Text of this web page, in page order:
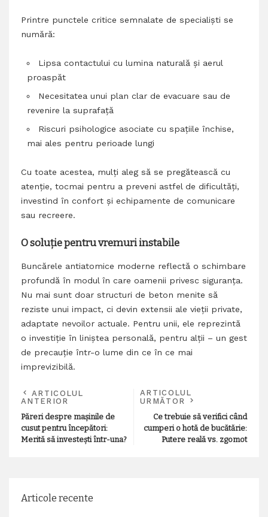
Printre punctele critice semnalate de specialiști se
numără:
Lipsa contactului cu lumina naturală și aerul
proaspăt
Necesitatea unui plan clar de evacuare sau de
revenire la suprafață
Riscuri psihologice asociate cu spațiile închise,
mai ales pentru perioade lungi
Cu toate acestea, mulți aleg să se pregătească cu
atenție, tocmai pentru a preveni astfel de dificultăți,
investind în confort și echipamente de comunicare
sau recreere.
O soluție pentru vremuri instabile
Buncărele antiatomice moderne reflectă o schimbare
profundă în modul în care oamenii privesc siguranța.
Nu mai sunt doar structuri de beton menite să
reziste unui impact, ci devin extensii ale vieții private,
adaptate nevoilor actuale. Pentru unii, ele reprezintă
o investiție în liniștea personală, pentru alții – un gest
de precauție într-o lume din ce în ce mai
imprevizibilă.
ARTICOLUL
ANTERIOR
Păreri despre mașinile de
cusut pentru începători:
Merită să investești într-una?
ARTICOLUL
URMĂTOR
Ce trebuie să verifici când
cumperi o hotă de bucătărie:
Putere reală vs. zgomot
Articole recente